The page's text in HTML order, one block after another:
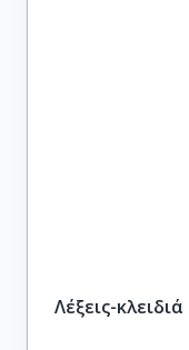
Λέξεις-κλειδιά